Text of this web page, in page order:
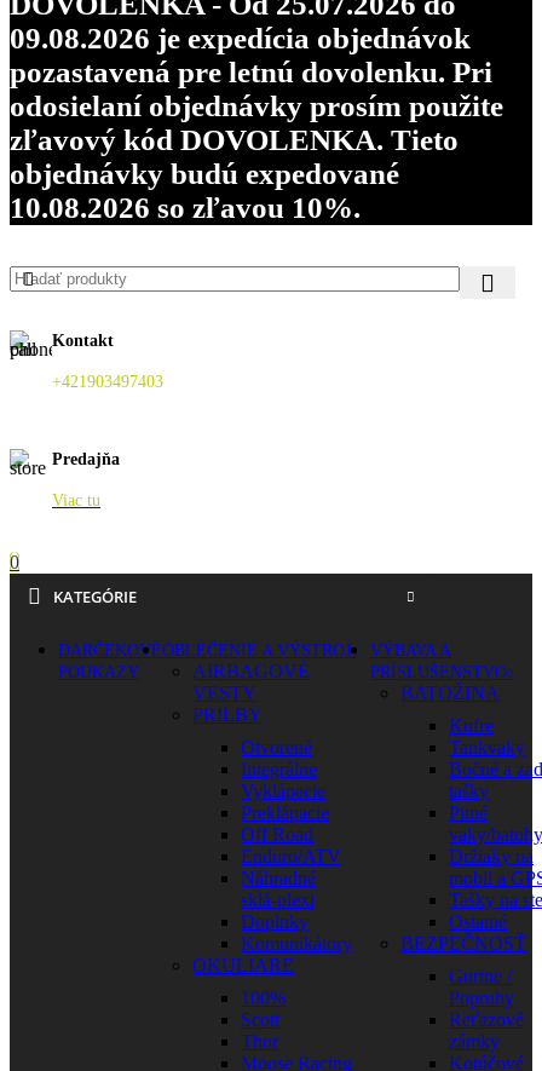
09.08.2026 je expedícia objednávok
pozastavená pre letnú dovolenku. Pri
odosielaní objednávky prosím použite
zľavový kód DOVOLENKA. Tieto
objednávky budú expedované
10.08.2026 so zľavou 10%.
Kontakt
+421903497403
Predajňa
Viac tu
0
KATEGÓRIE
DARČEKOVÉ
POUKAZY
OBLEČENIE A VÝSTROJ
AIRBAGOVÉ
VESTY
PRILBY
Otvorené
Integrálne
Vyklápacie
Preklápacie
Off Road
Enduro/ATV
Náhradné
sklá-plexi
Doplnky
Komunikátory
OKULIARE
100%
Scott
Thor
Moose Racing
VÝBAVA A
PRÍSLUŠENSTVO
BATOŽINA
Kufre
Tankvaky
Bočné a
tašky
Pitné
vaky/batohy
Držiaky na
mobil a
Tašky na
Ostatné
BEZPEČNOSŤ
Gurtne /
Popruhy
Reťazové
zámky
Kotúčové